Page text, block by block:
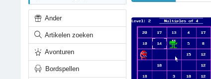
Ander
Artikelen zoeken
Avonturen
Bordspellen